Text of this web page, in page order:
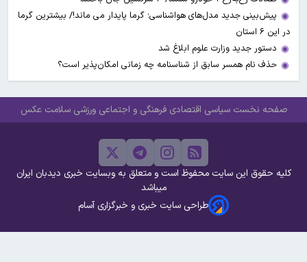
پیش‌بینی جدید مدل‌های هواشناسی؛ گرما پایدار می ماند!/ بیشترین گرما
در این ۶ استان
دستور جدید وزارت علوم ابلاغ شد
حذف نام همسر سابق از شناسنامه چه زمانی امکان‌پذیر است؟
صفحه نخست سیاسی اقتصادی فرهنگی و اجتماعی ورزشی سلامت عکس
کلیه حقوق این سایت محفوظ است و متعلق به وبسایت خبری دیدبان ایران
میباشد
طراحی سایت خبری و خبرگزاری آسام